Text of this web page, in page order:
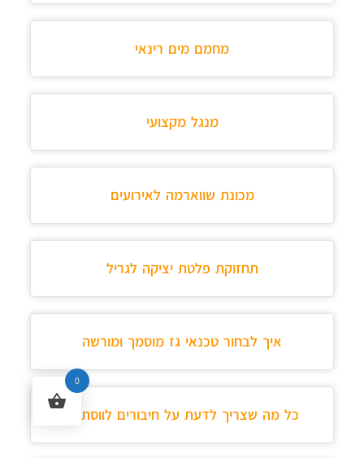
מחמם מים רינאי
מנגל מקצועי
מכונת שווארמה לאירועים
תחזוקת פלטת יציקה לגריל
איך לבחור טכנאי גז מוסמך ומורשה
כל מה שצריך לדעת על חיבורים לווסת גז
0